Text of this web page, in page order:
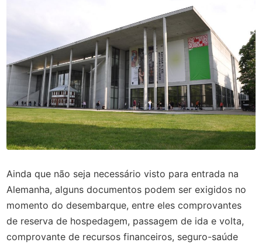
Ainda que não seja necessário visto para entrada na
Alemanha, alguns documentos podem ser exigidos no
momento do desembarque, entre eles comprovantes
de reserva de hospedagem, passagem de ida e volta,
comprovante de recursos financeiros, seguro-saúde